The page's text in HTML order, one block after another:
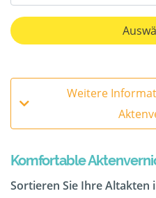
Weitere
Komfortable
Sortieren Sie Ihre Altakten